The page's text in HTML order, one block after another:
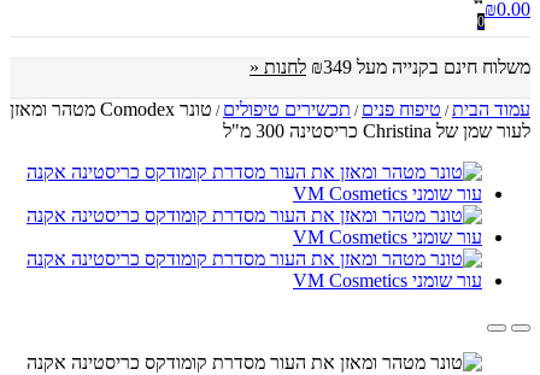
₪0.00
0
משלוח חינם בקנייה מעל ₪349 לחנות «
עמוד הבית/ טיפוח פנים / תכשירים טיפולים /
טונר Comodex מטהר ומאזן
לעור שמן של Christina כריסטינה 300 מ"ל